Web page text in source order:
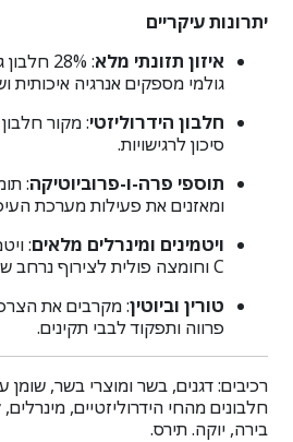
יתרונות עיקריים
איזון תזונתי מלא
גולמי מספקים אנרגיה איכותית
חלבון הידרוליזטי: מקור
סיכון לרגישויות.
תוספי פרה-ו-פרוביוטיקה:
ומאזנים את פעילות מערכת
ויטמינים ומינרלים מלאים
C וחומצה פולית לצירוף נרחב של אבי מזון.
טורין וביוטין: מקרבים את
פרווה ותפקוד לבבי תקינים.
רכיבים: דגנים, בשר ומוצרי בשר, שומן
חלבונים מהחי הידרוליזטיים,
בירה, יוקה. תירס.